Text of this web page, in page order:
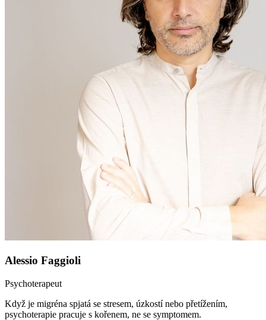
Alessio Faggioli
Psychoterapeut
Když je migréna spjatá se stresem, úzkostí nebo přetížením,
psychoterapie pracuje s kořenem, ne se symptomem.